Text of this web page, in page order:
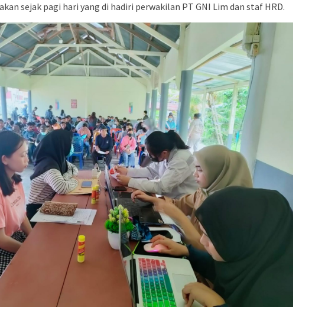
sejak pagi hari yang di hadiri perwakilan PT GNI Lim dan staf HRD.